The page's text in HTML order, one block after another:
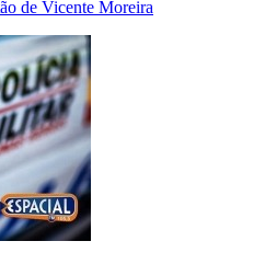
de Vicente Moreira